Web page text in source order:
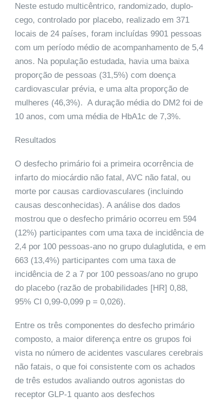
Neste estudo multicêntrico, randomizado, duplo-
cego, controlado por placebo, realizado em 371
locais de 24 países, foram incluídas 9901 pessoas
com um período médio de acompanhamento de 5,4
anos. Na população estudada, havia uma baixa
proporção de pessoas (31,5%) com doença
cardiovascular prévia, e uma alta proporção de
mulheres (46,3%). A duração média do DM2 foi de
10 anos, com uma média de HbA1c de 7,3%.
Resultados
O desfecho primário foi a primeira ocorrência de
infarto do miocárdio não fatal, AVC não fatal, ou
morte por causas cardiovasculares (incluindo
causas desconhecidas). A análise dos dados
mostrou que o desfecho primário ocorreu em 594
(12%) participantes com uma taxa de incidência de
2,4 por 100 pessoas-ano no grupo dulaglutida, e em
663 (13,4%) participantes com uma taxa de
incidência de 2 a 7 por 100 pessoas/ano no grupo
do placebo (razão de probabilidades [HR] 0,88,
95% CI 0,99-0,099 p = 0,026).
Entre os três componentes do desfecho primário
composto, a maior diferença entre os grupos foi
vista no número de acidentes vasculares cerebrais
não fatais, o que foi consistente com os achados
de três estudos avaliando outros agonistas do
receptor GLP-1 quanto aos desfechos